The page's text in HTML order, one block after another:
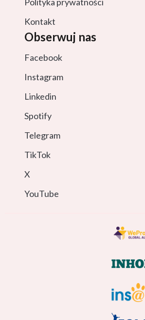
Kontakt
Obserwuj nas
Facebook
Instagram
Linkedin
Spotify
Telegram
TikTok
X
YouTube